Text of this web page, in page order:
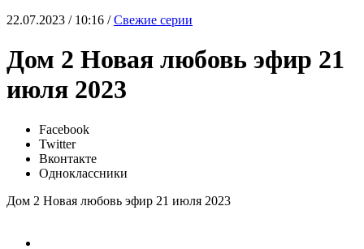
22.07.2023 / 10:16 /Свежие серии
Дом 2 Новая любовь эфир 21
июля 2023
Facebook
Twitter
Вконтакте
Одноклассники
Дом 2 Новая любовь эфир 21 июля 2023